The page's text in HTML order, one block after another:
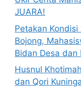
JUARA!
Petakan
Bojong,
Bidan Desa dan
Husnul
dan Qori